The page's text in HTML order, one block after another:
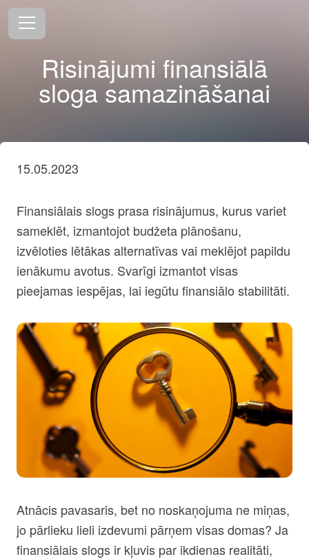
Risinājumi finansiālā
sloga samazināšanai
15.05.2023
Finansiālais slogs prasa risinājumus, kurus variet
sameklēt, izmantojot budžeta plānošanu,
izvēloties lētākas alternatīvas vai meklējot papildu
ienākumu avotus. Svarīgi izmantot visas
pieejamas iespējas, lai iegūtu finansiālo stabilitāti.
Atnācis pavasaris, bet no noskaņojuma ne miņas,
jo pārlieku lieli izdevumi pārņem visas domas? Ja
finansiālais slogs ir kļuvis par ikdienas realitāti,